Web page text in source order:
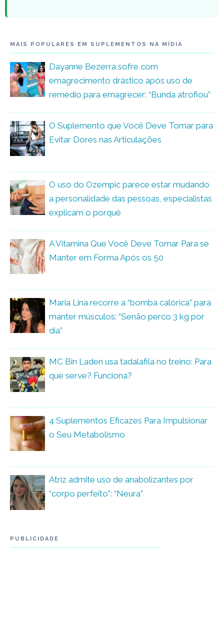
MAIS POPULARES EM SUPLEMENTOS NA MÍDIA
Dayanne Bezerra sofre com
emagrecimento drástico após uso de
remédio para emagrecer: “Bunda atrofiou”
O Suplemento que Você Deve Tomar para
Evitar Dores nas Articulações
O uso do Ozempic parece estar mudando
a personalidade das pessoas, especialistas
explicam o porquê
A Vitamina Que Você Deve Tomar Para se
Manter em Forma Após os 50
Maria Lina recorre a “bomba calórica” para
manter músculos: “Senão perco 3 kg por
dia”
MC Bin Laden usa tadalafila no treino: Para
que serve? Funciona?
4 Suplementos Eficazes Para Impulsionar
o Seu Metabolismo
Atriz admite uso de anabolizantes por
“corpo perfeito”: “Neura”
PUBLICIDADE